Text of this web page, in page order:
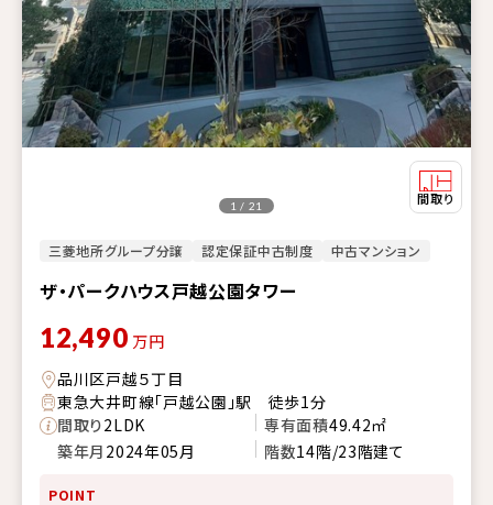
三菱地所グループ分譲 認定保証中古制度 中古マンション
ザ・パークハウス戸越公園タワー
1 / 21
12,490 万円
品川区戸越５丁目
東急大井町線「戸越公園」駅 徒歩1分
間取り2LDK 専有面積49.42㎡
築年月 2024年05月 階数14階/23階建て
POINT